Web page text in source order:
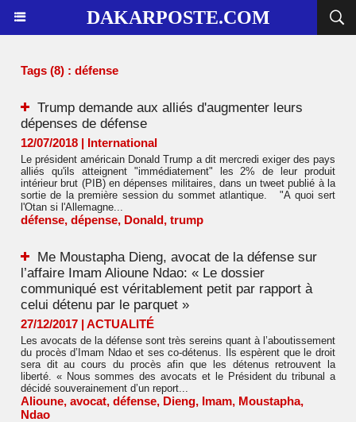
DAKARPOSTE.COM
Tags (8) : défense
Trump demande aux alliés d'augmenter leurs
dépenses de défense
12/07/2018 | International
Le président américain Donald Trump a dit mercredi exiger des pays
alliés qu'ils atteignent "immédiatement" les 2% de leur produit
intérieur brut (PIB) en dépenses militaires, dans un tweet publié à la
sortie de la première session du sommet atlantique. "A quoi sert
l'Otan si l'Allemagne...
défense, dépense, Donald, trump
Me Moustapha Dieng, avocat de la défense sur
l’affaire Imam Alioune Ndao: « Le dossier
communiqué est véritablement petit par rapport à
celui détenu par le parquet »
27/12/2017 | ACTUALITÉ
Les avocats de la défense sont très sereins quant à l’aboutissement
du procès d’Imam Ndao et ses co-détenus. Ils espèrent que le droit
sera dit au cours du procès afin que les détenus retrouvent la
liberté. « Nous sommes des avocats et le Président du tribunal a
décidé souverainement d’un report...
Alioune, avocat, défense, Dieng, Imam, Moustapha,
Ndao